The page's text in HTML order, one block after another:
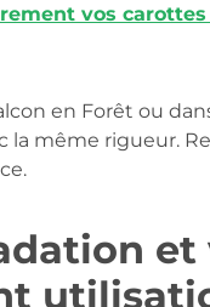
vos
en Forêt ou
la même rigueur.